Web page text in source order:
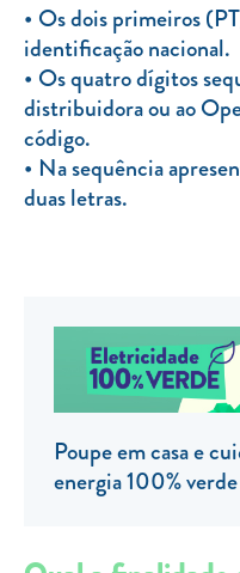
FRAUDE E
Preços de referência
Documentos úteis
Política de privacidade
Clientes prioritários
Resolução alternativa de
Os dois primeiros
identificação nacional.
Os quatro dígitos
distribuidora ou ao
código.
Na sequência
duas letras.
Poupe em casa e
energia 100% verde